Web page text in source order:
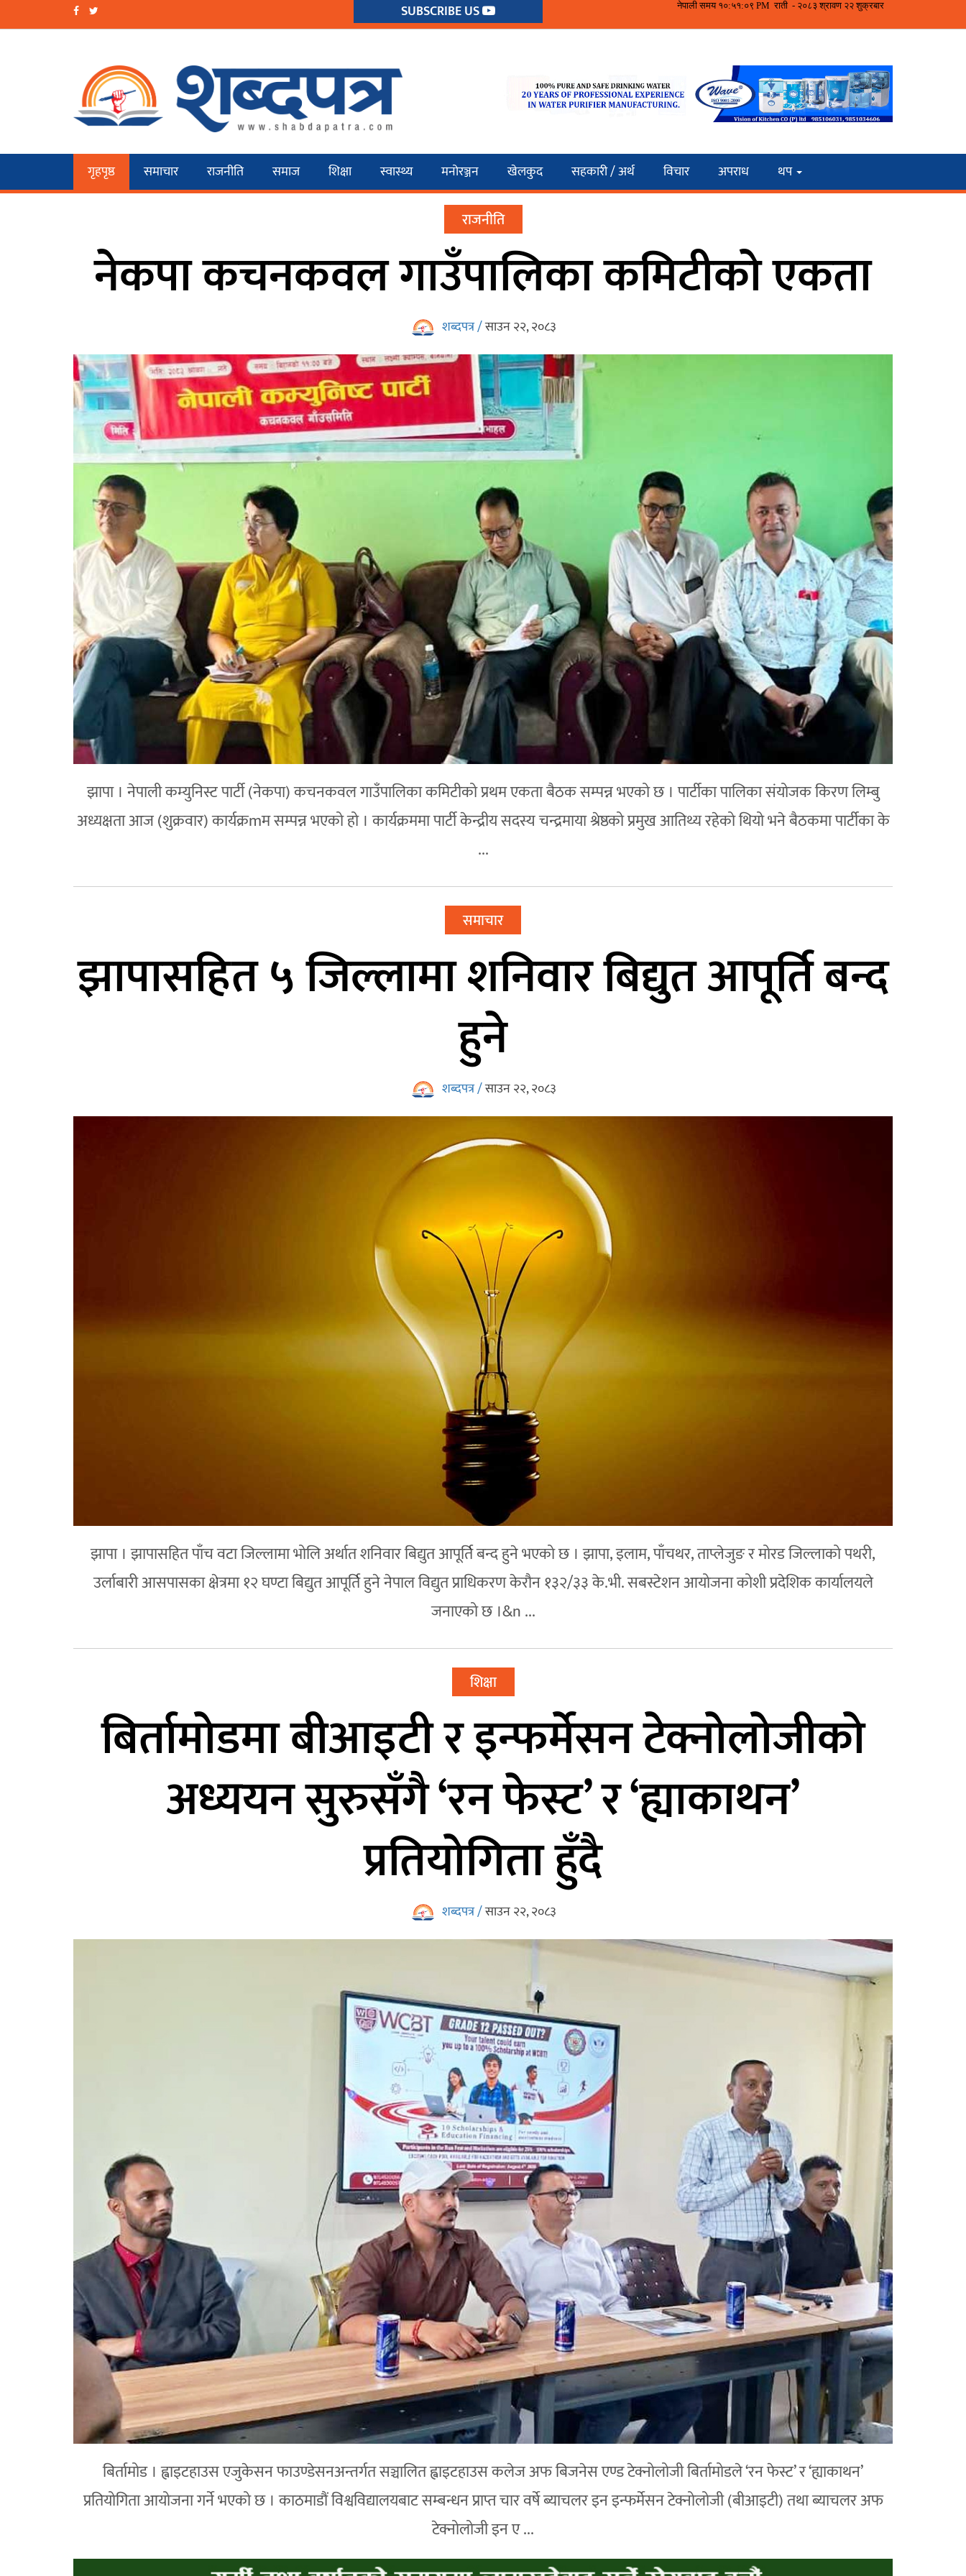
SUBSCRIBE US
गृहपृष्ठ समाचार राजनीति समाज शिक्षा स्वास्थ्य मनोरञ्जन खेलकुद सहकारी / अर्थ विचार अपराध थप
राजनीति
नेकपा कचनकवल गाउँपालिका कमिटीको एकता
शब्दपत्र /साउन २२, २०८३
झापा । नेपाली कम्युनिस्ट पार्टी (नेकपा) कचनकवल गाउँपालिका कमिटीको प्रथम एकता बैठक सम्पन्न भएको छ । पार्टीका पालिका संयोजक किरण लिम्बु
अध्यक्षता आज (शुक्रवार) कार्यक्रmम सम्पन्न भएको हो । कार्यक्रममा पार्टी केन्द्रीय सदस्य चन्द्रमाया श्रेष्ठको प्रमुख आतिथ्य रहेको थियो भने बैठकमा पार्टीका के
...
समाचार
झापासहित ५ जिल्लामा शनिवार बिद्युत आपूर्ति बन्द
हुने
शब्दपत्र /साउन २२, २०८३
झापा । झापासहित पाँच वटा जिल्लामा भोलि अर्थात शनिवार बिद्युत आपूर्ति बन्द हुने भएको छ । झापा, इलाम, पाँचथर, ताप्लेजुङ र मोरड जिल्लाको पथरी,
उर्लाबारी आसपासका क्षेत्रमा १२ घण्टा बिद्युत आपूर्ति हुने नेपाल विद्युत प्राधिकरण केरौन १३२/३३ के.भी. सबस्टेशन आयोजना कोशी प्रदेशिक कार्यालयले
जनाएको छ ।&n ...
शिक्षा
बिर्तामोडमा बीआइटी र इन्फर्मेसन टेक्नोलोजीको
अध्ययन सुरुसँगै ‘रन फेस्ट’ र ‘ह्याकाथन’
प्रतियोगिता हुँदै
शब्दपत्र /साउन २२, २०८३
बिर्तामोड । ह्वाइटहाउस एजुकेसन फाउण्डेसनअन्तर्गत सञ्चालित ह्वाइटहाउस कलेज अफ बिजनेस एण्ड टेक्नोलोजी बिर्तामोडले ‘रन फेस्ट’ र ‘ह्याकाथन’
प्रतियोगिता आयोजना गर्ने भएको छ । काठमाडौं विश्वविद्यालयबाट सम्बन्धन प्राप्त चार वर्षे ब्याचलर इन इन्फर्मेसन टेक्नोलोजी (बीआइटी) तथा ब्याचलर अफ
टेक्नोलोजी इन ए ...